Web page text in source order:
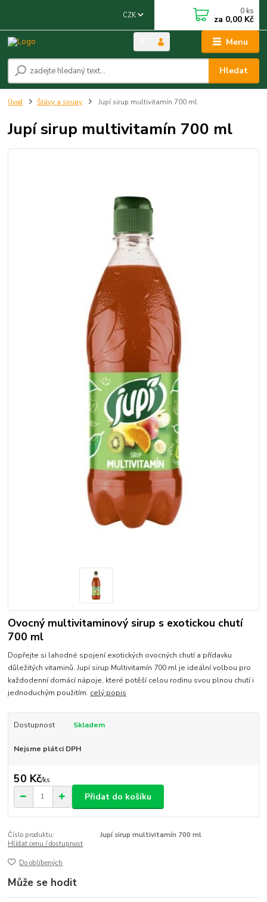
Menu
CZK
Hledat
0 ks
za 0,00 Kč
Úvod Šťávy a sirupy Jupí sirup multivitamín 700 ml
Jupí sirup multivitamín 700 ml
Ovocný multivitaminový sirup s exotickou chutí
700 ml
Dopřejte si lahodné spojení exotických ovocných chutí a přídavku
důležitých vitaminů. Jupí sirup Multivitamín 700 ml je ideální volbou pro
každodenní domácí nápoje, které potěší celou rodinu svou plnou chutí i
jednoduchým použitím. celý popis
Dostupnost Skladem
Nejsme plátci DPH
50 Kč/ks
Přidat do košíku
Číslo produktu:
Jupí sirup multivitamín 700 ml
Hlídat cenu / dostupnost
Do oblíbených
Může se hodit